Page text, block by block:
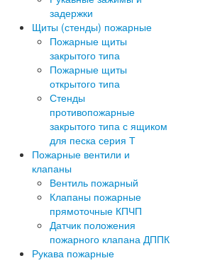
задержки
Щиты (стенды) пожарные
Пожарные щиты
закрытого типа
Пожарные щиты
открытого типа
Стенды
противопожарные
закрытого типа с ящиком
для песка серия Т
Пожарные вентили и
клапаны
Вентиль пожарный
Клапаны пожарные
прямоточные КПЧП
Датчик положения
пожарного клапана ДППК
Рукава пожарные